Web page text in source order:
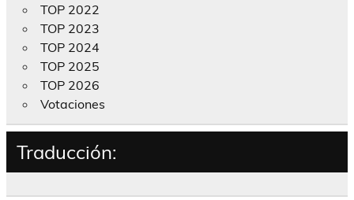
TOP 2022
TOP 2023
TOP 2024
TOP 2025
TOP 2026
Votaciones
Traducción: